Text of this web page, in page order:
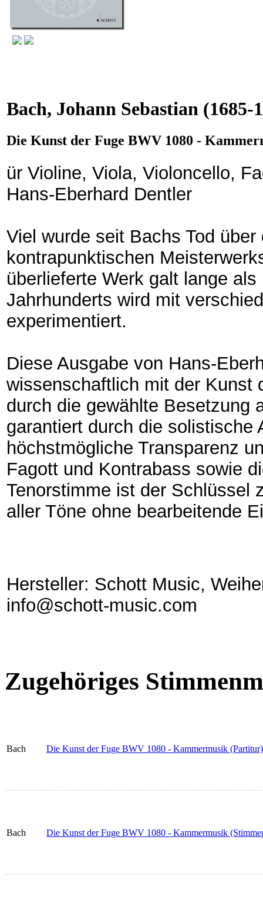
Bach, Johann Sebastian (1685-
Die Kunst der Fuge BWV 1080 -
ür Violine, Viola, Violoncello,
Hans-Eberhard Dentler
Viel wurde seit Bachs Tod
kontrapunktischen
überlieferte Werk galt lange
Jahrhunderts wird mit
experimentiert.
Diese Ausgabe von Hans-
wissenschaftlich mit der Kunst
durch die gewählte Besetzung
garantiert durch die solistische
höchstmögliche Transparenz
Fagott und Kontrabass sowie
Tenorstimme ist der Schlüssel
aller Töne ohne bearbeitende
Hersteller: Schott Music,
info@schott-music.com
Zugehöriges
Bach Die Kunst der Fuge BWV 1080 - Kammermusik (Partitur)
Bach Die Kunst der Fuge BWV 1080 - Kammermusik